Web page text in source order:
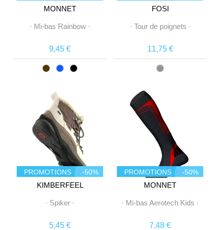
MONNET
· Mi-bas Rainbow ·
9,45 €
FOSI
· Tour de poignets ·
11,75 €
PROMOTIONS -50%
KIMBERFEEL
· Spiker ·
5,45 €
PROMOTIONS -50%
MONNET
· Mi-bas Aerotech Kids ·
7,48 €